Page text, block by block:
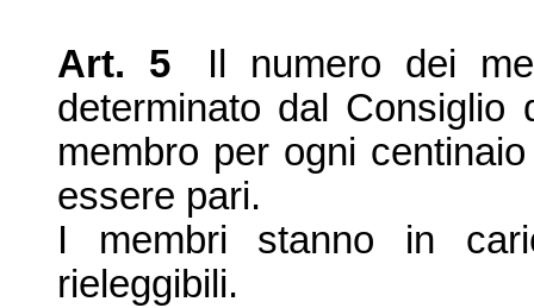
Art. 5
Il numero dei
determinato dal
membro per ogni
essere pari.
I membri stanno in
rieleggibili.